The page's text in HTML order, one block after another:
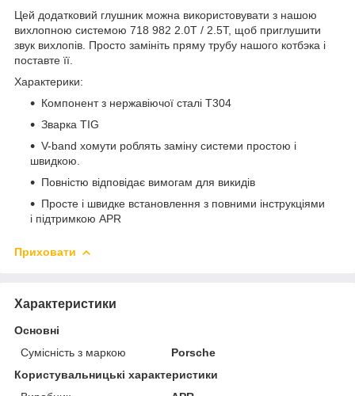
Цей додатковий глушник можна використовувати з нашою
вихлопною системою 718 982 2.0T / 2.5T, щоб приглушити
звук вихлопів. Просто замініть пряму трубу нашого котбэка і
поставте її.
Характерики:
Компонент з нержавіючої сталі T304
Зварка TIG
V-band хомути роблять заміну системи простою і
швидкою.
Повністю відповідає вимогам для викидів
Просте і швидке встановлення з повними інструкціями
і підтримкою APR
Приховати
Характеристики
Основні
Сумісність з маркою
Porsche
Користувальницькі характеристики